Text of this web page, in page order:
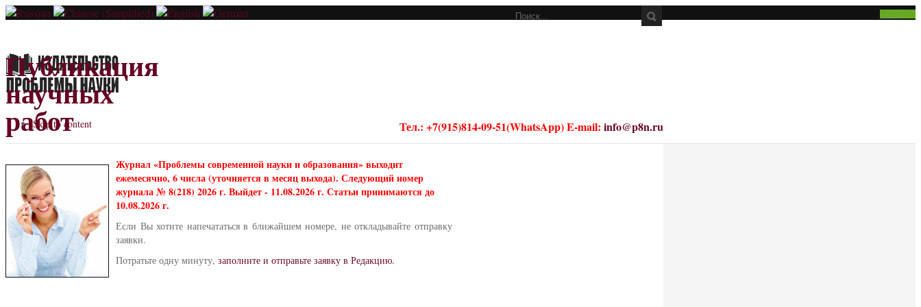
Публикация
научных
работ Тел.: +7(915)814-09-51(WhatsApp) E-mail: info@p8n.ru
Skip to content
Журнал «Проблемы современной науки и образования» выходит
ежемесячно, 6 числа (уточняется в месяц выхода). Следующий номер
журнала № 8(218) 2026 г. Выйдет - 11.08.2026 г. Статьи принимаются до
10.08.2026 г.
Если Вы хотите напечататься в ближайшем номере, не откладывайте отправку
заявки.
Потратьте одну минуту, заполните и отправьте заявку в Редакцию.